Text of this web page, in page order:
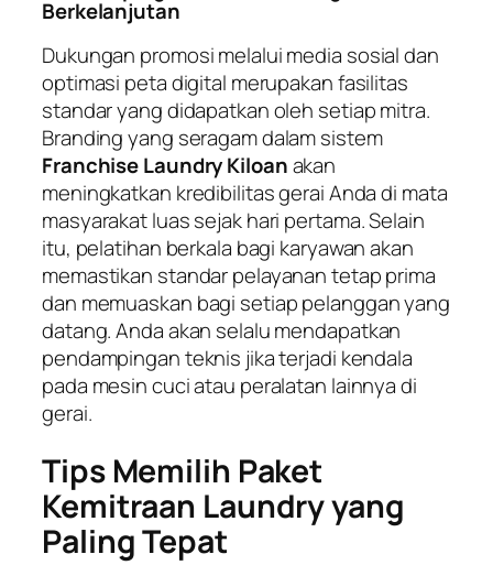
Berkelanjutan
Dukungan promosi melalui media sosial dan
optimasi peta digital merupakan fasilitas
standar yang didapatkan oleh setiap mitra.
Branding yang seragam dalam sistem
Franchise Laundry Kiloanakan
meningkatkan kredibilitas gerai Anda di mata
masyarakat luas sejak hari pertama. Selain
itu, pelatihan berkala bagi karyawan akan
memastikan standar pelayanan tetap prima
dan memuaskan bagi setiap pelanggan yang
datang. Anda akan selalu mendapatkan
pendampingan teknis jika terjadi kendala
pada mesin cuci atau peralatan lainnya di
gerai.
Tips Memilih Paket
Kemitraan Laundry yang
Paling Tepat